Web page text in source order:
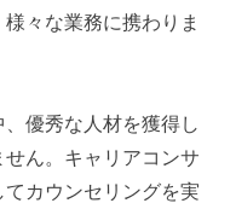
々な業務に携わりま
優秀な人材を獲得し
ん。キャリアコンサ
カウンセリングを実